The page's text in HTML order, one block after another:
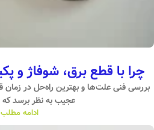
چرا با قطع برق، شوفاژ و
بررسی فنی علت‌ها و بهترین راه‌حل در
عجیب به نظر برسد که
ادامه مطلب